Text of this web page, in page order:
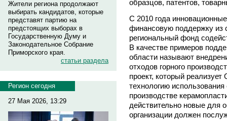
Жители региона продолжают
выбирать кандидатов, которые
представят партию на
предстоящих выборах в
Государственную Думу и
Законодательное Собрание
Приморского края.
статьи раздела
Регион сегодня
27 Мая 2026, 13:29
образцов, патентов,
С 2010 года
финансовую поддержку из
региональный фонд
В качестве примеров
области называют
отходов горного
проект, который
технологию
производстве
действительно новые для
организации должен